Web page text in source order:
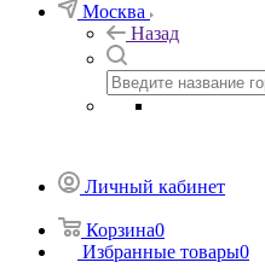
Москва
Назад
Личный кабинет
Корзина0
Избранные товары0